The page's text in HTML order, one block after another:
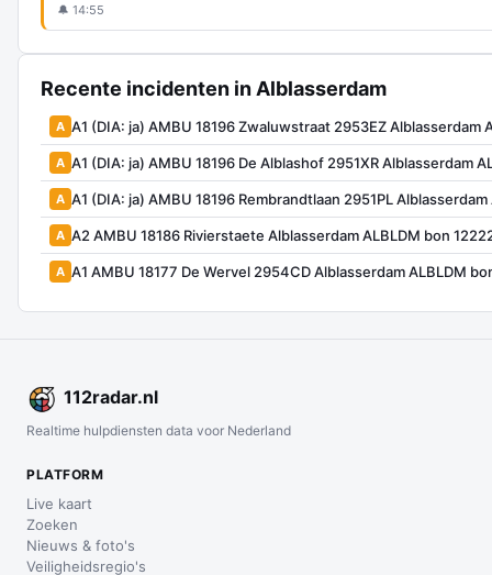
🔔 14:55
Recente incidenten in Alblasserdam
A A1 (DIA: ja) AMBU 18196 Zwaluwstraat 2953EZ Alblasserdam
A A1 (DIA: ja) AMBU 18196 De Alblashof 2951XR Alblasserdam
A A1 (DIA: ja) AMBU 18196 Rembrandtlaan 2951PL
A A2 AMBU 18186 Rivierstaete Alblasserdam ALBLDM bon
A A1 AMBU 18177 De Wervel 2954CD Alblasserdam ALBLDM
112radar.nl
Realtime hulpdiensten data voor Nederland
PLATFORM
Live kaart
Zoeken
Nieuws & foto's
Veiligheidsregio's